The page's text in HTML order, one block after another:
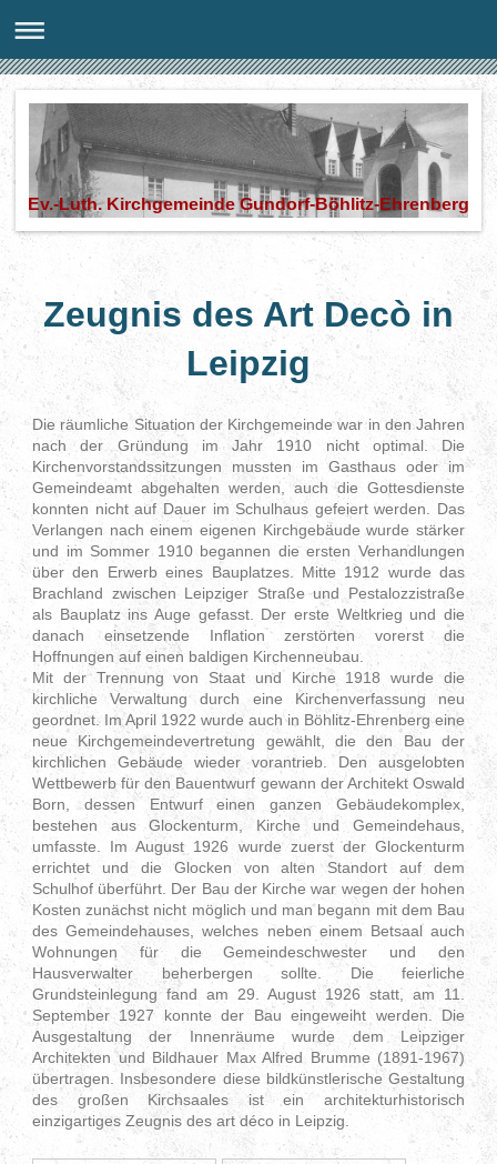
Ev.-Luth. Kirchgemeinde Gundorf-Böhlitz-Ehrenberg
Zeugnis des Art Decò in
Leipzig
Die räumliche Situation der Kirchgemeinde war in den Jahren
nach der Gründung im Jahr 1910 nicht optimal. Die
Kirchenvorstandssitzungen mussten im Gasthaus oder im
Gemeindeamt abgehalten werden, auch die Gottesdienste
konnten nicht auf Dauer im Schulhaus gefeiert werden. Das
Verlangen nach einem eigenen Kirchgebäude wurde stärker
und im Sommer 1910 begannen die ersten Verhandlungen
über den Erwerb eines Bauplatzes. Mitte 1912 wurde das
Brachland zwischen Leipziger Straße und Pestalozzistraße
als Bauplatz ins Auge gefasst. Der erste Weltkrieg und die
danach einsetzende Inflation zerstörten vorerst die
Hoffnungen auf einen baldigen Kirchenneubau.
Mit der Trennung von Staat und Kirche 1918 wurde die
kirchliche Verwaltung durch eine Kirchenverfassung neu
geordnet. Im April 1922 wurde auch in Böhlitz-Ehrenberg eine
neue Kirchgemeindevertretung gewählt, die den Bau der
kirchlichen Gebäude wieder vorantrieb. Den ausgelobten
Wettbewerb für den Bauentwurf gewann der Architekt Oswald
Born, dessen Entwurf einen ganzen Gebäudekomplex,
bestehen aus Glockenturm, Kirche und Gemeindehaus,
umfasste. Im August 1926 wurde zuerst der Glockenturm
errichtet und die Glocken von alten Standort auf dem
Schulhof überführt. Der Bau der Kirche war wegen der hohen
Kosten zunächst nicht möglich und man begann mit dem Bau
des Gemeindehauses, welches neben einem Betsaal auch
Wohnungen für die Gemeindeschwester und den
Hausverwalter beherbergen sollte. Die feierliche
Grundsteinlegung fand am 29. August 1926 statt, am 11.
September 1927 konnte der Bau eingeweiht werden. Die
Ausgestaltung der Innenräume wurde dem Leipziger
Architekten und Bildhauer Max Alfred Brumme (1891-1967)
übertragen. Insbesondere diese bildkünstlerische Gestaltung
des großen Kirchsaales ist ein architekturhistorisch
einzigartiges Zeugnis des art déco in Leipzig.